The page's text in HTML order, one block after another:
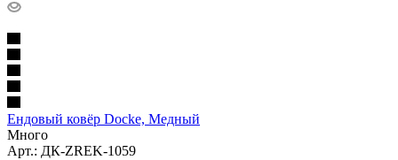
Ендовый ковёр Docke, Медный
Много
Арт.: ДК-ZREK-1059